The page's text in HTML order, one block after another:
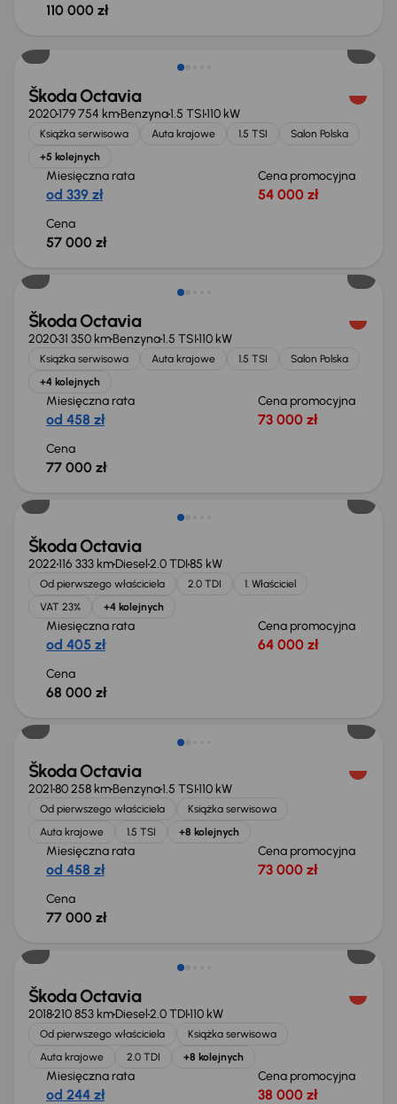
110 000 zł
Škoda Octavia
2020179 754 kmBenzyna1.5 TSI110 kW
Książka serwisowa Auta krajowe 1.5 TSI
Salon Polska
+5 kolejnych
Miesięczna rata
od 339 zł
Cena promocyjna
54 000 zł
Cena
57 000 zł
Škoda Octavia
202031 350 kmBenzyna1.5 TSI110 kW
Książka serwisowa Auta krajowe 1.5 TSI
Salon Polska
+4 kolejnych
Miesięczna rata
od 458 zł
Cena promocyjna
73 000 zł
Cena
77 000 zł
Škoda Octavia
2022116 333 kmDiesel2.0 TDI85 kW
Od pierwszego właściciela 2.0 TDI
1. Właściciel
VAT 23%
+4 kolejnych
Miesięczna rata
od 405 zł
Cena promocyjna
64 000 zł
Cena
68 000 zł
Możliwość odliczenia VAT
Škoda Octavia
202180 258 kmBenzyna1.5 TSI110 kW
Od pierwszego właściciela
Książka serwisowa
Auta krajowe
1.5 TSI +8 kolejnych
Miesięczna rata
od 458 zł
Cena promocyjna
73 000 zł
Cena
77 000 zł
Škoda Octavia
2018210 853 kmDiesel2.0 TDI110 kW
Od pierwszego właściciela
Książka serwisowa
Auta krajowe
2.0 TDI +8 kolejnych
Miesięczna rata
od 244 zł
Cena promocyjna
38 000 zł